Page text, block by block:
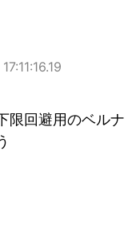
限回避用のベルナ